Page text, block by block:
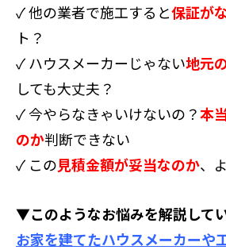
✓ 他の業者で施工すると保証が
ト？
✓ ハウスメーカーじゃない地元
しても大丈夫？
✓ 今やらなきゃいけないの？本
のか判断できない
✓ この見積金額が妥当なのか、
▼このようなお悩みを解説して
お家を建てたハウスメーカーや